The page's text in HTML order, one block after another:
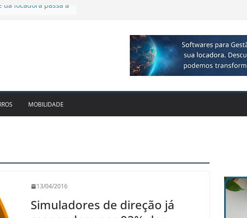
leva Localiza
novo modelo de
e fragilidades da
MOBILIDADE
13/04/2016
Simuladores de direção já